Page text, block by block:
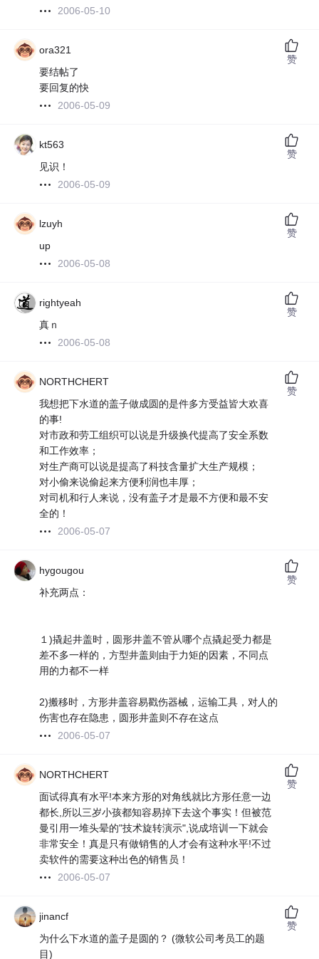
2006-05-10
ora321
要结帖了
要回复的快
2006-05-09
赞
kt563
见识！
2006-05-09
赞
lzuyh
up
2006-05-08
赞
rightyeah
真ｎ
2006-05-08
赞
NORTHCHERT
我想把下水道的盖子做成圆的是件多方受益皆大欢喜
的事!
对市政和劳工组织可以说是升级换代提高了安全系数
和工作效率；
对生产商可以说是提高了科技含量扩大生产规模；
对小偷来说偷起来方便利润也丰厚；
对司机和行人来说，没有盖子才是最不方便和最不安
全的！
2006-05-07
赞
hygougou
补充两点：
１)撬起井盖时，圆形井盖不管从哪个点撬起受力都是
差不多一样的，方型井盖则由于力矩的因素，不同点
用的力都不一样
2)搬移时，方形井盖容易戳伤器械，运输工具，对人的
伤害也存在隐患，圆形井盖则不存在这点
2006-05-07
赞
NORTHCHERT
面试得真有水平!本来方形的对角线就比方形任意一边
都长,所以三岁小孩都知容易掉下去这个事实！但被范
曼引用一堆头晕的"技术旋转演示",说成培训一下就会
非常安全！真是只有做销售的人才会有这种水平!不过
卖软件的需要这种出色的销售员！
2006-05-07
赞
jinancf
为什么下水道的盖子是圆的？ (微软公司考员工的题
目)
赞